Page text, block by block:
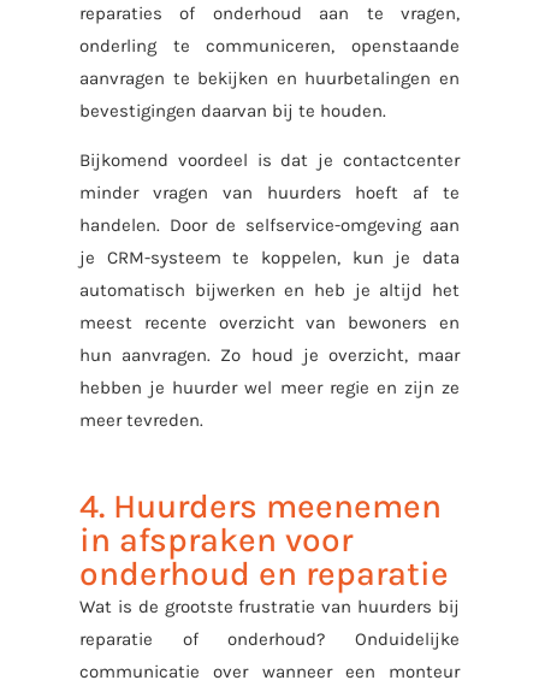
reparaties of onderhoud aan te vragen,
onderling te communiceren, openstaande
aanvragen te bekijken en huurbetalingen en
bevestigingen daarvan bij te houden.
Bijkomend voordeel is dat je contactcenter
minder vragen van huurders hoeft af te
handelen. Door de selfservice-omgeving aan
je CRM-systeem te koppelen, kun je data
automatisch bijwerken en heb je altijd het
meest recente overzicht van bewoners en
hun aanvragen. Zo houd je overzicht, maar
hebben je huurder wel meer regie en zijn ze
meer tevreden.
4. Huurders meenemen
in afspraken voor
onderhoud en reparatie
Wat is de grootste frustratie van huurders bij
reparatie of onderhoud? Onduidelijke
communicatie over wanneer een monteur